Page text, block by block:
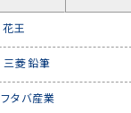
花王
三菱鉛筆
フタバ産業